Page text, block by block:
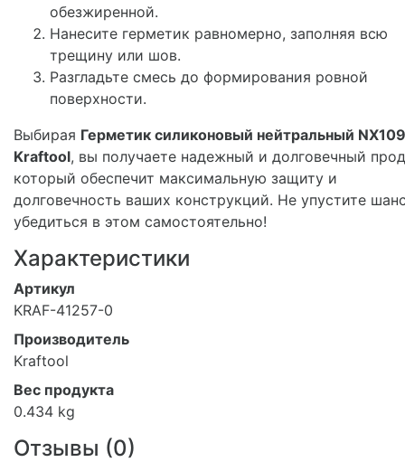
обезжиренной.
Нанесите герметик равномерно, заполняя всю
трещину или шов.
Разгладьте смесь до формирования ровной
поверхности.
Выбирая Герметик силиконовый нейтральный
Kraftool, вы получаете надежный и долговечный
который обеспечит максимальную защиту и
долговечность ваших конструкций. Не упустите
убедиться в этом самостоятельно!
Характеристики
Артикул
KRAF-41257-0
Производитель
Kraftool
Вес продукта
0.434 kg
Отзывы (0)